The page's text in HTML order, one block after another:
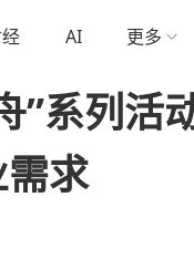
AI 更多
”系列活
求